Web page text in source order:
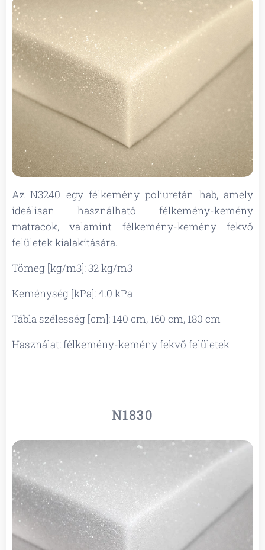
Az N3240 egy félkemény poliuretán hab, amely
ideálisan használható félkemény-kemény
matracok, valamint félkemény-kemény fekvő
felületek kialakítására.
Tömeg [kg/m3]: 32 kg/m3
Keménység [kPa]: 4.0 kPa
Tábla szélesség [cm]: 140 cm, 160 cm, 180 cm
Használat: félkemény-kemény fekvő felületek
N1830